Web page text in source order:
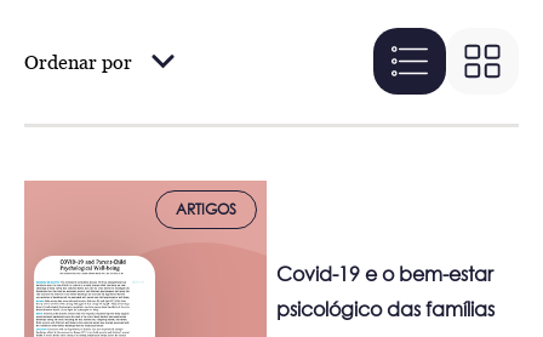
Ordenar por
ARTIGOS
Covid-19 e o bem-estar
psicológico das famílias